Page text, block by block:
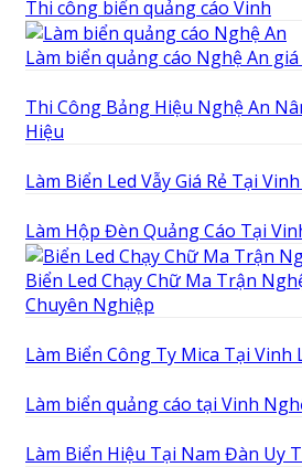
Thi công biển quảng cáo Vinh
Làm biển quảng cáo Nghệ An
Thi Công Bảng Hiệu Nghệ An
Hiệu
Làm Biển Led Vẫy Giá Rẻ Tại
Làm Hộp Đèn Quảng Cáo Tại
Biển Led Chạy Chữ Ma Trận
Chuyên Nghiệp
Làm Biển Công Ty Mica Tại Vinh
Làm biển quảng cáo tại Vinh
Làm Biển Hiệu Tại Nam Đàn Uy